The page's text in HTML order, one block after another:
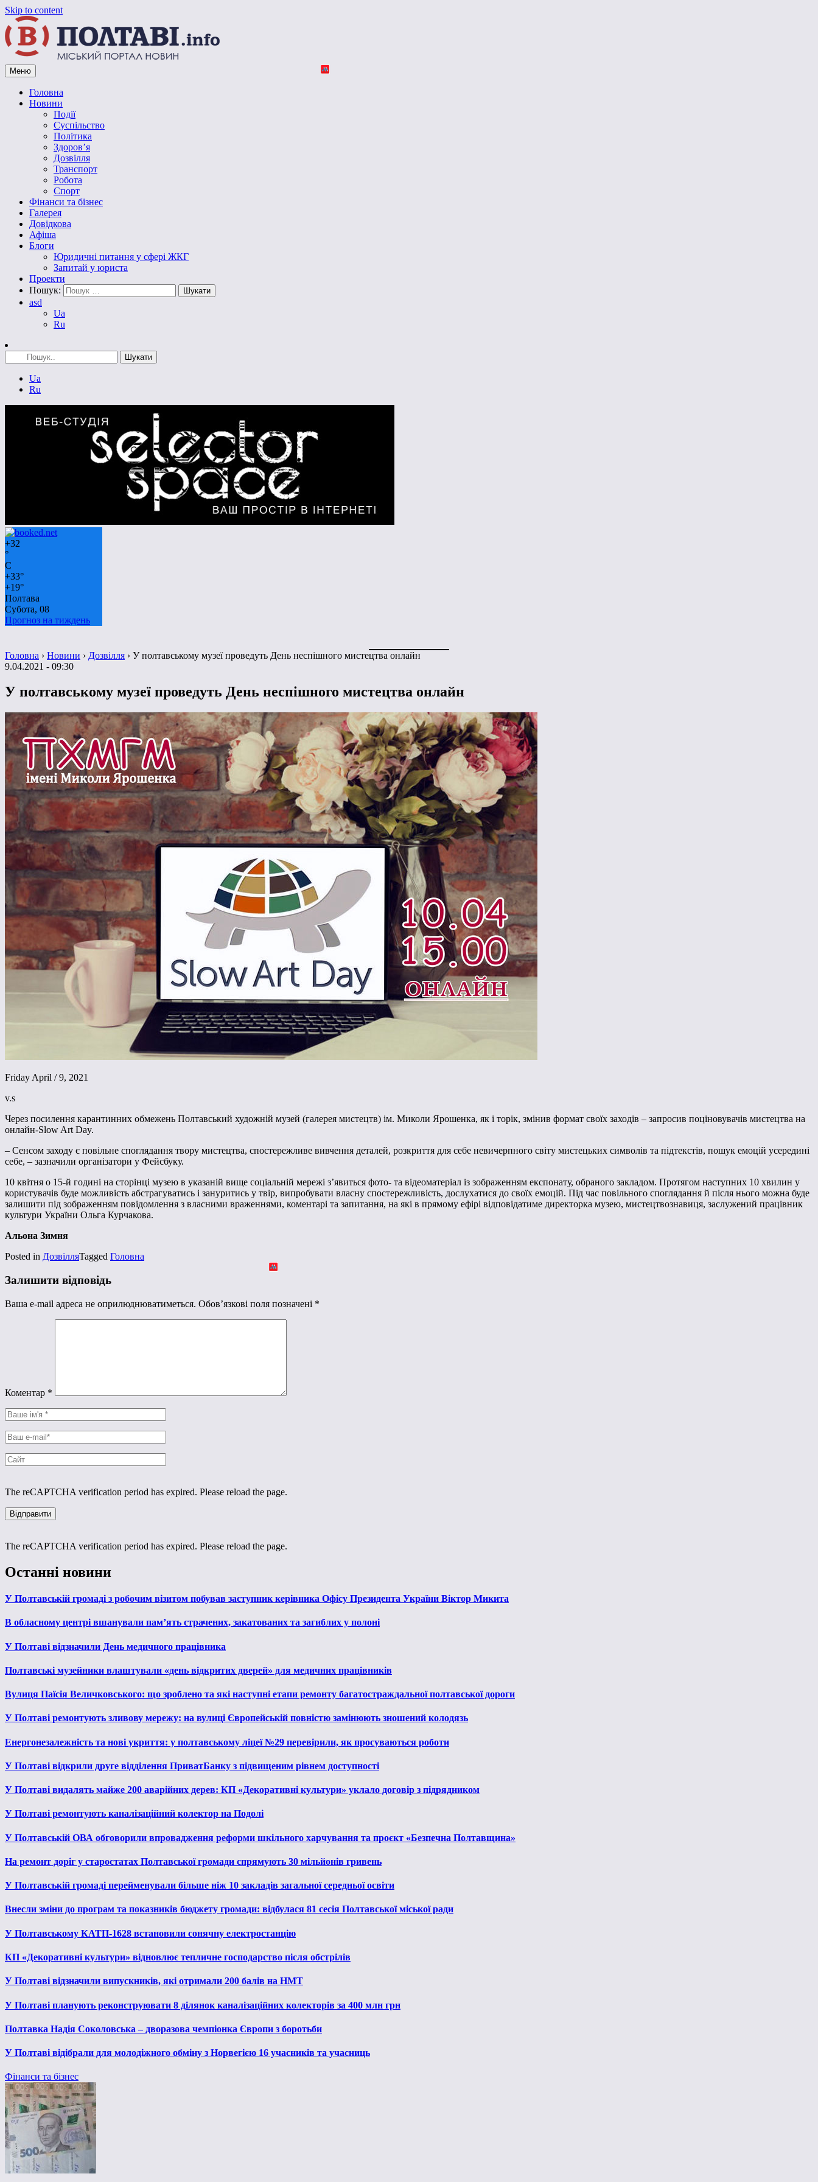
Skip to content
Vpoltave.info
Полтавський портал новин
Меню
Головна
Новини
Події
Суспільство
Політика
Здоров’я
Дозвілля
Транспорт
Робота
Спорт
Фінанси та бізнес
Галерея
Довідкова
Афіша
Блоги
Юридичні питання у сфері ЖКГ
Запитай у юриста
Проекти
Пошук:
asd
Ua
Ru
Ua
Ru
+32
°
C
+33°
+19°
Полтава
Субота, 08
Прогноз на тиждень
Головна › Новини › Дозвілля › У полтавському музеї проведуть День неспішного мистецтва онлайн
9.04.2021 - 09:30
У полтавському музеї проведуть День неспішного мистецтва онлайн
Friday April / 9, 2021
v.s
Через посилення карантинних обмежень Полтавський художній музей (галерея мистецтв) ім. Миколи Ярошенка, як і торік, змінив формат своїх заходів – запросив поціновувачів мистецтва на
онлайн-Slow Art Day.
– Сенсом заходу є повільне споглядання твору мистецтва, спостережливе вивчення деталей, розкриття для себе невичерпного світу мистецьких символів та підтекстів, пошук емоцій усередині
себе, – зазначили організатори у Фейсбуку.
10 квітня о 15-й годині на сторінці музею в указаній вище соціальній мережі з’явиться фото- та відеоматеріал із зображенням експонату, обраного закладом. Протягом наступних 10 хвилин у
користувачів буде можливість абстрагуватись і зануритись у твір, випробувати власну спостережливість, дослухатися до своїх емоцій. Під час повільного споглядання й після нього можна буде
залишити під зображенням повідомлення з власними враженнями, коментарі та запитання, на які в прямому ефірі відповідатиме директорка музею, мистецтвознавиця, заслужений працівник
культури України Ольга Курчакова.
Альона Зимня
Posted in ДозвілляTagged Головна
Залишити відповідь
Ваша e-mail адреса не оприлюднюватиметься. Обов’язкові поля позначені *
Коментар *
The reCAPTCHA verification period has expired. Please reload the page.
The reCAPTCHA verification period has expired. Please reload the page.
Останні новини
У Полтавській громаді з робочим візитом побував заступник керівника Офісу Президента України Віктор Микита
В обласному центрі вшанували пам’ять страчених, закатованих та загиблих у полоні
У Полтаві відзначили День медичного працівника
Полтавські музейники влаштували «день відкритих дверей» для медичних працівників
Вулиця Паїсія Величковського: що зроблено та які наступні етапи ремонту багатостраждальної полтавської дороги
У Полтаві ремонтують зливову мережу: на вулиці Європейській повністю замінюють зношений колодязь
Енергонезалежність та нові укриття: у полтавському ліцеї №29 перевірили, як просуваються роботи
У Полтаві відкрили друге відділення ПриватБанку з підвищеним рівнем доступності
У Полтаві видалять майже 200 аварійних дерев: КП «Декоративні культури» уклало договір з підрядником
У Полтаві ремонтують каналізаційний колектор на Подолі
У Полтавській ОВА обговорили впровадження реформи шкільного харчування та проєкт «Безпечна Полтавщина»
На ремонт доріг у старостатах Полтавської громади спрямують 30 мільйонів гривень
У Полтавській громаді перейменували більше ніж 10 закладів загальної середньої освіти
Внесли зміни до програм та показників бюджету громади: відбулася 81 сесія Полтавської міської ради
У Полтавському КАТП-1628 встановили сонячну електростанцію
КП «Декоративні культури» відновлює тепличне господарство після обстрілів
У Полтаві відзначили випускників, які отримали 200 балів на НМТ
У Полтаві планують реконструювати 8 ділянок каналізаційних колекторів за 400 млн грн
Полтавка Надія Соколовська – дворазова чемпіонка Європи з боротьби
У Полтаві відібрали для молодіжного обміну з Норвегією 16 учасників та учасниць
Фінанси та бізнес